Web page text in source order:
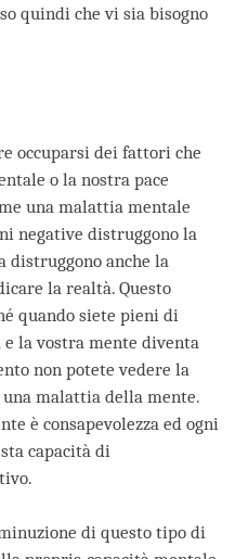
quindi che vi sia bisogno
occuparsi dei fattori che
o la nostra pace
una malattia mentale
negative distruggono la
distruggono anche la
la realtà. Questo
quando siete pieni di
la vostra mente diventa
non potete vedere la
malattia della mente.
è consapevolezza ed ogni
capacità di
di questo tipo di